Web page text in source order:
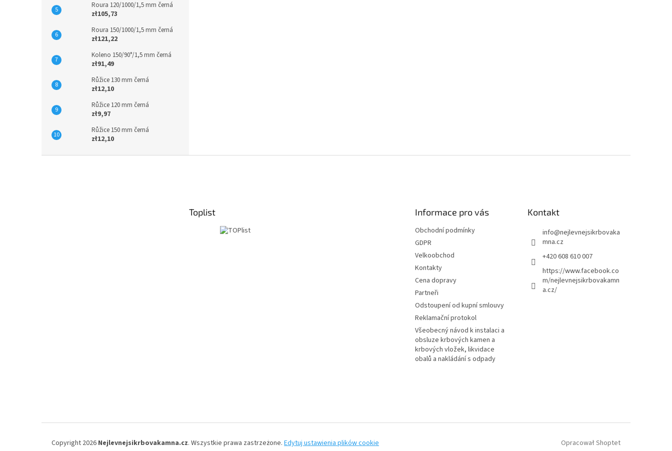
Roura 120/1000/1,5 mm černá
zł105,73
Roura 150/1000/1,5 mm černá
zł121,22
Koleno 150/90°/1,5 mm černá
zł91,49
Růžice 130 mm černá
zł12,10
Růžice 120 mm černá
zł9,97
Růžice 150 mm černá
zł12,10
Toplist Informace pro vás
Obchodní podmínky
GDPR
Velkoobchod
Kontakty
Cena dopravy
Partneři
Odstoupení od kupní smlouvy
Reklamační protokol
Všeobecný návod k instalaci a
obsluze krbových kamen a
krbových vložek, likvidace
obalů a nakládání s odpady
Kontakt
info@nejlevnejsikrbovaka
mna.cz
+420 608 610 007
https://www.facebook.co
m/nejlevnejsikrbovakamn
a.cz/
Opracował Shoptet
Copyright 2026 Nejlevnejsikrbovakamna.cz. Wszystkie prawa zastrzeżone. Edytuj ustawienia plików cookie